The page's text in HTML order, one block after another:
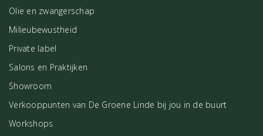
Olie en zwangerschap
Milieubewustheid
Private label
Salons en Praktijken
Showroom
Verkooppunten van De Groene Linde bij jou in de buurt
Workshops